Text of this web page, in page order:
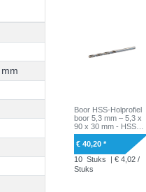
mm
Boor HSS-Holprofiel
boor 5,3 mm – 5,3 x
90 x 30 mm - HSS
holprofiel boor
€ 40,20 *
10 Stuks
| € 4,02 /
Stuks